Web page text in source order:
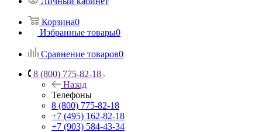
Корзина0
Избранные товары0
Сравнение товаров0
8 (800) 775-82-18
Назад
Телефоны
8 (800) 775-82-18
+7 (495) 162-82-18
+7 (903) 584-43-34